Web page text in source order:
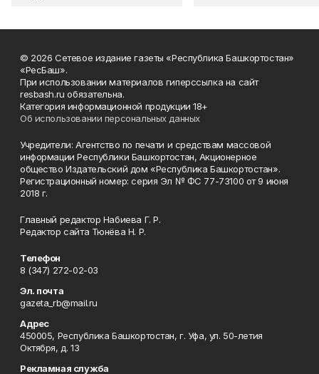
© 2026 Сетевое издание газеты «Республика Башкортостан»
«РесБаш».
При использовании материалов гиперссылка на сайт
resbash.ru обязательна.
Категория информационной продукции 18+
Об использовании персональных данных
Учредители: Агентство по печати и средствам массовой
информации Республики Башкортостан, Акционерное
общество Издательский дом «Республика Башкортостан».
Регистрационный номер: серия Эл № ФС 77-73100 от 9 июня
2018 г.
Главный редактор Набиева Г. Р.
Редактор сайта Тюнёва Н. Р.
Телефон
8 (347) 272-02-03
Эл. почта
gazeta_rb@mail.ru
Адрес
450005, Республика Башкортостан, г. Уфа, ул. 50-летия
Октября, д. 13
Рекламная служба